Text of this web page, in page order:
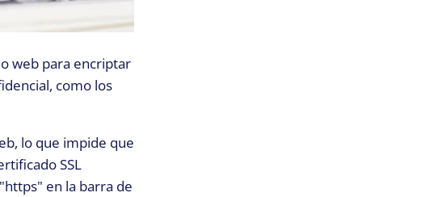
web para encriptar
como los
lo que impide que
SSL
en la barra de